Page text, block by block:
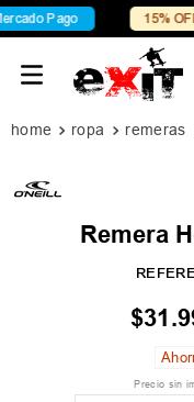
Pago 15% OFF
ropa remeras
Remera
$31.
Precio sin